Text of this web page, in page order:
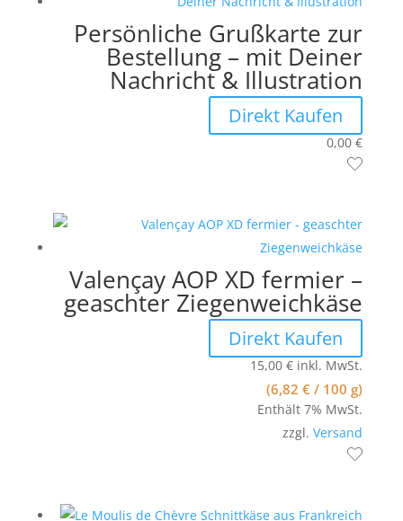
Persönliche Grußkarte zur
Bestellung – mit Deiner
Nachricht & Illustration
Direkt Kaufen
0,00€
Valençay AOP XD fermier –
geaschter Ziegenweichkäse
Direkt Kaufen
15,00€ inkl. MwSt.
(6,82€ / 100 g)
Enthält 7% MwSt.
zzgl.Versand